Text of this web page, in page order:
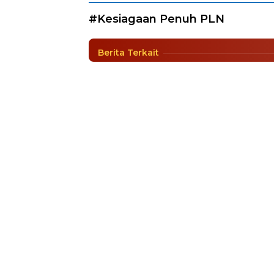
#Kesiagaan Penuh PLN
Momen Libur Lebaran
Berita|4 Mei 2022
Berita Terkait